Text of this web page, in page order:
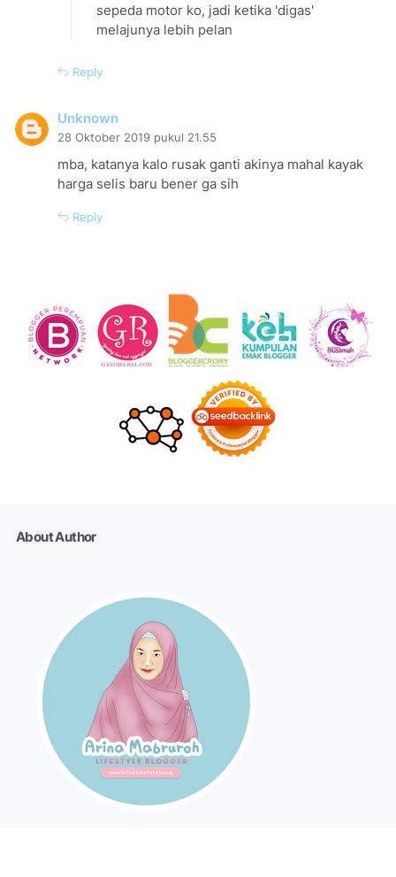
sepeda motor ko, jadi ketika 'digas'
melajunya lebih pelan
Reply
Unknown
28 Oktober 2019 pukul 21.55
mba, katanya kalo rusak ganti akinya mahal kayak
harga selis baru bener ga sih
Reply
About Author